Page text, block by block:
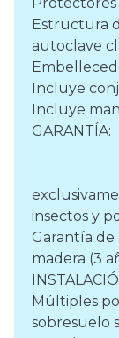
Estructura
autoclave
Incluye
Incluye
insectos y
Garantía de
madera (3
Múltiples
sobresuelo